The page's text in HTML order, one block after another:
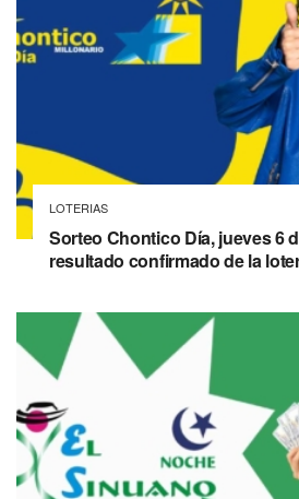
LOTERIAS
Sorteo Chontico Día, jueves 6
resultado confirmado de la